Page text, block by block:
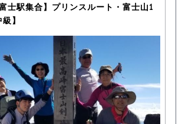
士駅集合】プリンスルート・富士山1
】